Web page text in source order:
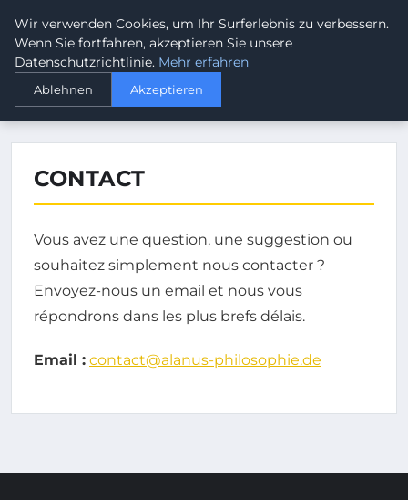
ALANUS PHILOSOPHIE
STARTSEITE › CONTACT
CONTACT
Vous avez une question, une suggestion ou
souhaitez simplement nous contacter ?
Envoyez-nous un email et nous vous
répondrons dans les plus brefs délais.
Email : contact@alanus-philosophie.de
Wir verwenden Cookies, um Ihr Surferlebnis zu verbessern.
Wenn Sie fortfahren, akzeptieren Sie unsere
Datenschutzrichtlinie. Mehr erfahren
Ablehnen Akzeptieren